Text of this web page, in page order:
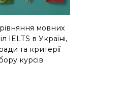
мовних
IELTS в Україні,
та критерії
курсів